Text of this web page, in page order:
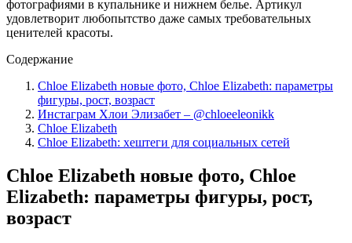
фотографиями в купальнике и нижнем белье. Артикул
удовлетворит любопытство даже самых требовательных
ценителей красоты.
Содержание
Chloe Elizabeth новые фото, Chloe Elizabeth: параметры
фигуры, рост, возраст
Инстаграм Хлои Элизабет – @chloeeleonikk
Chloe Elizabeth
Chloe Elizabeth: хештеги для социальных сетей
Chloe Elizabeth новые фото, Chloe
Elizabeth: параметры фигуры, рост,
возраст